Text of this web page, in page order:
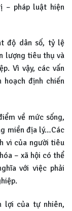
– pháp luật hiện
độ dân số, tỷ lệ
lượng tiêu thụ và
Vì vậy, các vấn
định chiến
về mức sống,
miền địa lý…Các
vi của người tiêu
– xã hội có thể
với việc phải
lợi của tự nhiên,